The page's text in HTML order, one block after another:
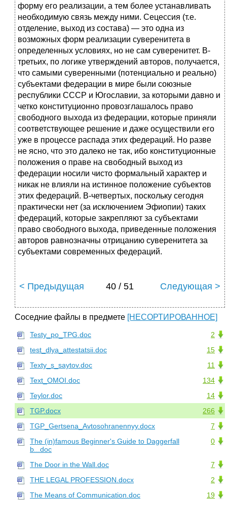
форму его реализации, а тем более устанавливать
необходимую связь между ними. Сецессия (т.е.
отделе­ние, выход из состава) — это одна из
возможных форм реализации суверенитета в
определенных условиях, но не сам суверенитет. В-
тре­тьих, по логике утверждений авторов, получается,
что самыми суверенными (потенциально и реально)
субъектами федерации в мире были союзные
республики СССР и Югославии, за которыми давно и
четко конституционно провозглашалось право
свободного выхода из федера­ции, которые приняли
соответствующее решение и даже осуществили его
уже в процессе распада этих федераций. Но разве
не ясно, что это далеко не так, ибо конституционные
положения о праве на свободный выход из
федерации носили чисто формальный характер и
никак не влияли на истинное положение субъектов
этих федераций. В-четвер­тых, поскольку сегодня
практически нет (за исключением Эфиопии) таких
федераций, которые закрепляют за субъектами
право свободного выхода, приведенные положения
авторов равнозначны отрицанию су­веренитета за
субъектами современных федераций.
< Предыдущая 40 / 51 Следующая >
Соседние файлы в предмете [НЕСОРТИРОВАННОЕ]
2
Testy_po_TPG.doc
15
test_dlya_attestatsii.doc
11
Texty_s_saytov.doc
134
Text_OMOI.doc
14
Teylor.doc
266
TGP.docx
7
TGP_Gertsena_Avtosohranennyy.docx
0
The (in)famous Beginner's Guide to Daggerfall
b...doc
7
The Door in the Wall.doc
2
THE LEGAL PROFESSION.docx
19
The Means of Communication.doc